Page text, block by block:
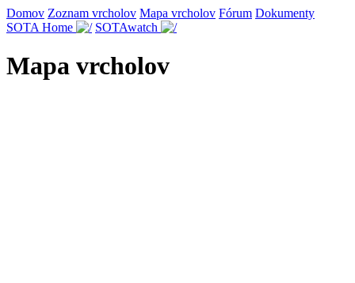
Domov Zoznam vrcholov Mapa vrcholov Fórum Dokumenty
SOTA Home
SOTAwatch
Mapa vrcholov